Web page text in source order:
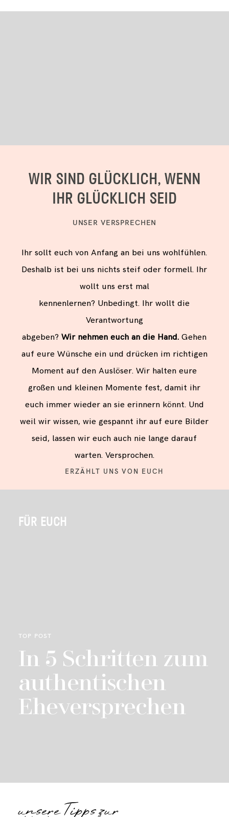
WIR SIND GLÜCKLICH, WENN
IHR GLÜCKLICH SEID
UNSER VERSPRECHEN
Ihr sollt euch von Anfang an bei uns wohlfühlen.
Deshalb ist bei uns nichts steif oder formell. Ihr
wollt uns erst mal
kennenlernen? Unbedingt. Ihr wollt die
Verantwortung
abgeben?Wir nehmen euch an die Hand. Gehen
auf eure Wünsche ein und drücken im richtigen
Moment auf den Auslöser. Wir halten eure
großen und kleinen Momente fest, damit ihr
euch immer wieder an sie erinnern könnt. Und
weil wir wissen, wie gespannt ihr auf eure Bilder
seid, lassen wir euch auch nie lange darauf
warten. Versprochen.
ERZÄHLT UNS VON EUCH
unsereTipps zur
FÜR EUCH
TOP POST
In 5 Schritten zum
authentischen
Eheversprechen